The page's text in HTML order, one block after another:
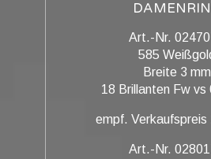
Art.-Nr.
585
Breite 3 mm
18 Brillanten Fw vs
empf.
Art.-Nr.